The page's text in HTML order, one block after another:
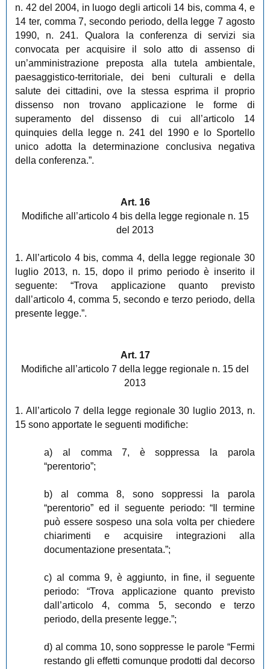
n. 42 del 2004, in luogo degli articoli 14 bis, comma 4, e
14 ter, comma 7, secondo periodo, della legge 7 agosto
1990, n. 241. Qualora la conferenza di servizi sia
convocata per acquisire il solo atto di assenso di
un’amministrazione preposta alla tutela ambientale,
paesaggistico-territoriale, dei beni culturali e della
salute dei cittadini, ove la stessa esprima il proprio
dissenso non trovano applicazione le forme di
superamento del dissenso di cui all’articolo 14
quinquies della legge n. 241 del 1990 e lo Sportello
unico adotta la determinazione conclusiva negativa
della conferenza.”.
Art. 16
Modifiche all’articolo 4 bis della legge regionale n. 15
del 2013
1. All’articolo 4 bis, comma 4, della legge regionale 30
luglio 2013, n. 15, dopo il primo periodo è inserito il
seguente: “Trova applicazione quanto previsto
dall’articolo 4, comma 5, secondo e terzo periodo, della
presente legge.”.
Art. 17
Modifiche all’articolo 7 della legge regionale n. 15 del
2013
1. All’articolo 7 della legge regionale 30 luglio 2013, n.
15 sono apportate le seguenti modifiche:
a) al comma 7, è soppressa la parola
“perentorio”;
b) al comma 8, sono soppressi la parola
“perentorio” ed il seguente periodo: “Il termine
può essere sospeso una sola volta per chiedere
chiarimenti e acquisire integrazioni alla
documentazione presentata.”;
c) al comma 9, è aggiunto, in fine, il seguente
periodo: “Trova applicazione quanto previsto
dall’articolo 4, comma 5, secondo e terzo
periodo, della presente legge.”;
d) al comma 10, sono soppresse le parole “Fermi
restando gli effetti comunque prodotti dal decorso